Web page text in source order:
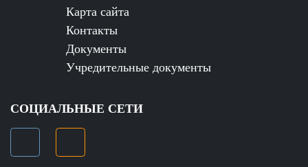
Карта сайта
Контакты
Документы
Учредительные документы
СОЦИАЛЬНЫЕ СЕТИ